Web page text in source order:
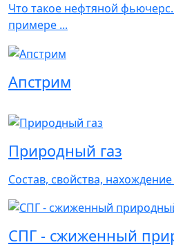
Что такое нефтяной
примере ...
Апстрим
Природный газ
Состав, свойства,
СПГ - сжиженный